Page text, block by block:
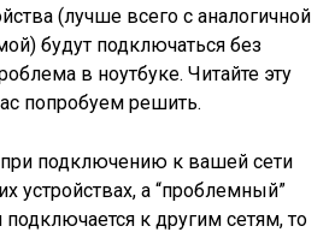
(лучше всего с аналогичной
будут подключаться без
в ноутбуке. Читайте эту
попробуем решить.
подключению к вашей сети
устройствах, а “проблемный”
к другим сетям, то